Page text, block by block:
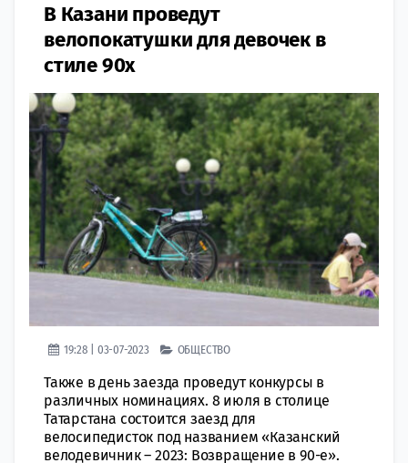
В Казани проведут
велопокатушки для девочек в
стиле 90х
19:28 | 03-07-2023 ОБЩЕСТВО
Также в день заезда проведут конкурсы в
различных номинациях. 8 июля в столице
Татарстана состоится заезд для
велосипедисток под названием «Казанский
велодевичник – 2023: Возвращение в 90-е».